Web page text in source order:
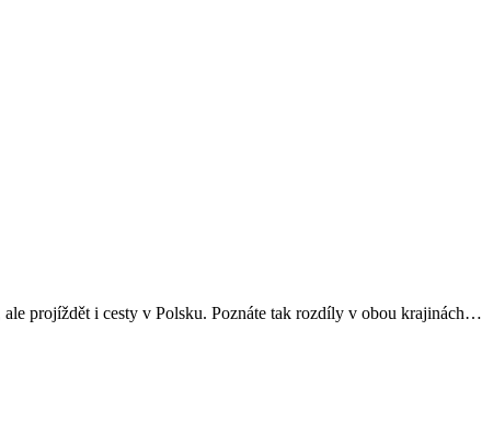
projíždět i cesty v Polsku. Poznáte tak rozdíly v obou krajinách…